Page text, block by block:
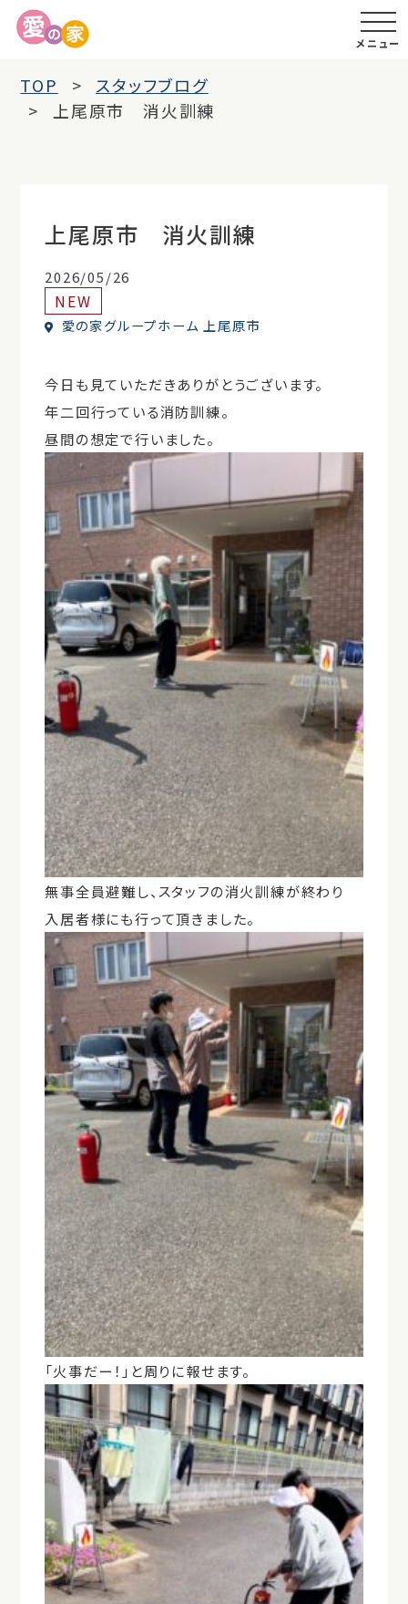
メニュー
TOP
スタッフブログ
上尾原市 消火訓練
上尾原市 消火訓練
2026/05/26
NEW
愛の家グループホーム 上尾原市
今日も見ていただきありがとうございます。
年二回行っている消防訓練。
昼間の想定で行いました。
無事全員避難し、スタッフの消火訓練が終わり
入居者様にも行って頂きました。
「火事だー！」と周りに報せます。